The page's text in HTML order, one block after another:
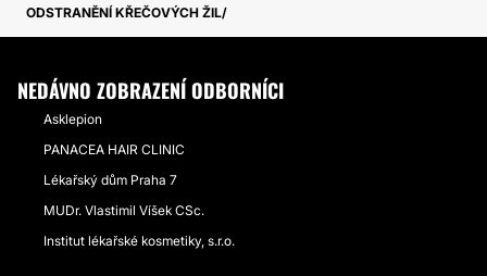
ODSTRANĚNÍ KŘEČOVÝCH ŽIL
NEDÁVNO ZOBRAZENÍ ODBORNÍCI
Asklepion
PANACEA HAIR CLINIC
Lékařský dům Praha 7
MUDr. Vlastimil Víšek CSc.
Institut lékařské kosmetiky, s.r.o.